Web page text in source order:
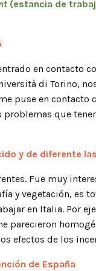
(estancia de
en contacto
di Torino,
puse en
que
y de diferente
Fue muy
y vegetación, es
en Italia. Por
parecieron
efectos de los
de España